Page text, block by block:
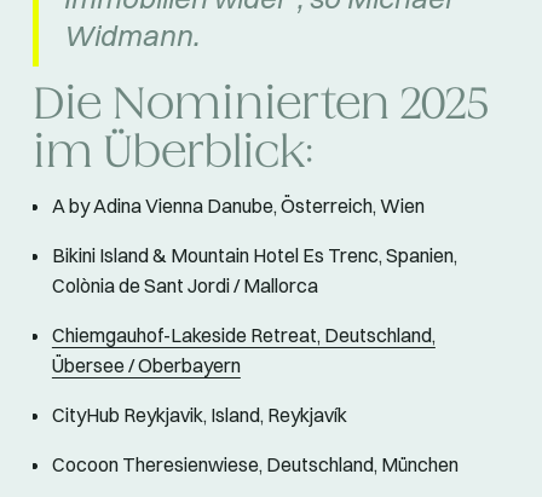
Widmann.
Die Nominierten 2025
im Überblick:
A by Adina Vienna Danube, Österreich, Wien
Bikini Island & Mountain Hotel Es Trenc, Spanien,
Colònia de Sant Jordi / Mallorca
Chiemgauhof-Lakeside Retreat, Deutschland,
Übersee / Oberbayern
CityHub Reykjavik, Island, Reykjavík
Cocoon Theresienwiese, Deutschland, München